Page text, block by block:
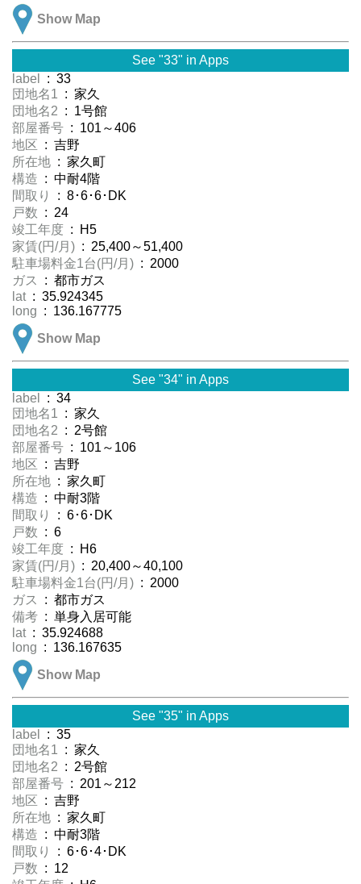
Show Map
See "33" in Apps
label
: 33
団地名1 : 家久
団地名2 : 1号館
部屋番号 : 101～406
地区 : 吉野
所在地 : 家久町
構造 : 中耐4階
間取り
: 8･6･6･DK
戸数 : 24
竣工年度 : H5
家賃(円/月) : 25,400～51,400
駐車場料金1台(円/月) : 2000
ガス
: 都市ガス
lat : 35.924345
long : 136.167775
Show Map
See "34" in Apps
label
: 34
団地名1 : 家久
団地名2 : 2号館
部屋番号 : 101～106
地区 : 吉野
所在地 : 家久町
構造 : 中耐3階
間取り
: 6･6･DK
戸数 : 6
竣工年度 : H6
家賃(円/月) : 20,400～40,100
駐車場料金1台(円/月) : 2000
ガス
: 都市ガス
備考 : 単身入居可能
lat : 35.924688
long : 136.167635
Show Map
See "35" in Apps
label
: 35
団地名1 : 家久
団地名2 : 2号館
部屋番号 : 201～212
地区 : 吉野
所在地 : 家久町
構造 : 中耐3階
間取り
: 6･6･4･DK
戸数 : 12